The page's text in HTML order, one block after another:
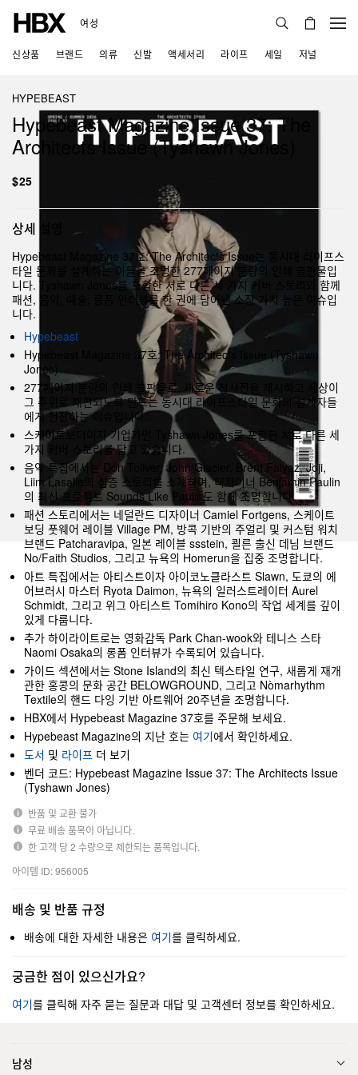
여성
신상품 브랜드 의류 신발 액세서리 라이프 세일 저널
HYPEBEAST
Hypebeast Magazine Issue 37: The
Architects Issue (Tyshawn Jones)
$25
상세 설명
Hypebeast Magazine 37호: The Architects Issue는 동시대 라이프스
타일 문화를 설계하는 이들을 조명한 277페이지 분량의 인쇄 출판물입
니다. Tyshawn Jones를 포함한 서로 다른 세 가지 커버 스토리와 함께
패션, 음악, 예술, 롱폼 인터뷰를 한 권에 담아낸 소장 가치 높은 이슈입
니다.
Hypebeast
Hypebeast Magazine 37호: The Architects Issue (Tyshawn
Jones)
277페이지 분량의 인쇄 출판물로, 새로운 청사진을 제시하고 세상이
그 주위로 재편되도록 만드는 동시대 라이프스타일 문화의 설계자들
에게 헌정하는 이슈입니다.
스케이트보더이자 기업가인 Tyshawn Jones를 포함한 서로 다른 세
가지 커버 스토리를 담고 있습니다.
음악 특집에서는 Don Toliver, John Glacier, Brent Faiyaz, Joji,
Liim Lasalle의 심층 스토리를 소개하며, 디자이너 Benjamin Paulin
의 최신 프로젝트 Sounds Like Paulin도 함께 조명합니다.
패션 스토리에서는 네덜란드 디자이너 Camiel Fortgens, 스케이트
보딩 풋웨어 레이블 Village PM, 방콕 기반의 주얼리 및 커스텀 워치
브랜드 Patcharavipa, 일본 레이블 ssstein, 쾰른 출신 데님 브랜드
No/Faith Studios, 그리고 뉴욕의 Homerun을 집중 조명합니다.
아트 특집에서는 아티스트이자 아이코노클라스트 Slawn, 도쿄의 에
어브러시 마스터 Ryota Daimon, 뉴욕의 일러스트레이터 Aurel
Schmidt, 그리고 위그 아티스트 Tomihiro Kono의 작업 세계를 깊이
있게 다룹니다.
추가 하이라이트로는 영화감독 Park Chan-wook와 테니스 스타
Naomi Osaka의 롱폼 인터뷰가 수록되어 있습니다.
가이드 섹션에서는 Stone Island의 최신 텍스타일 연구, 새롭게 재개
관한 홍콩의 문화 공간 BELOWGROUND, 그리고 Nòmarhythm
Textile의 핸드 다잉 기반 아트웨어 20주년을 조명합니다.
HBX에서 Hypebeast Magazine 37호를 주문해 보세요.
Hypebeast Magazine의 지난 호는 여기에서 확인하세요.
도서 및 라이프 더 보기
벤더 코드: Hypebeast Magazine Issue 37: The Architects Issue
(Tyshawn Jones)
반품 및 교환 불가
무료 배송 품목이 아닙니다.
한 고객 당 2 수량으로 제한되는 품목입니다.
아이템 ID: 956005
배송 및 반품 규정
배송에 대한 자세한 내용은 여기를 클릭하세요.
궁금한 점이 있으신가요?
여기를 클릭해 자주 묻는 질문과 대답 및 고객센터 정보를 확인하세요.
남성